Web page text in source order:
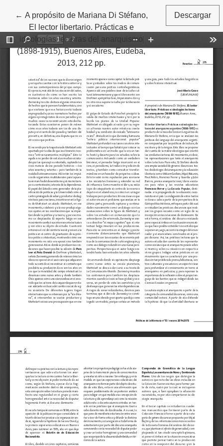
← Volver a los detalles del artículo
A propósito de Mariana Di Stéfano,
El lector libertario. Prácticas e
ideologías lectoras del anarquismo
(1898-1915), Buenos Aires, Eudeba,
2013, 212 pp.
Descargar